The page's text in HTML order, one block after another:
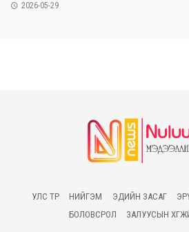
2026-05-29
УЛС ТӨР НИЙГЭМ ЭДИЙН ЗАСАГ
БОЛОВСРОЛ
ЗАЛУУСЫН